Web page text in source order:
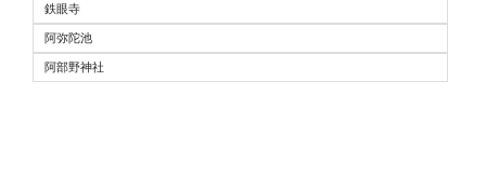
鉄眼寺
阿弥陀池
阿部野神社